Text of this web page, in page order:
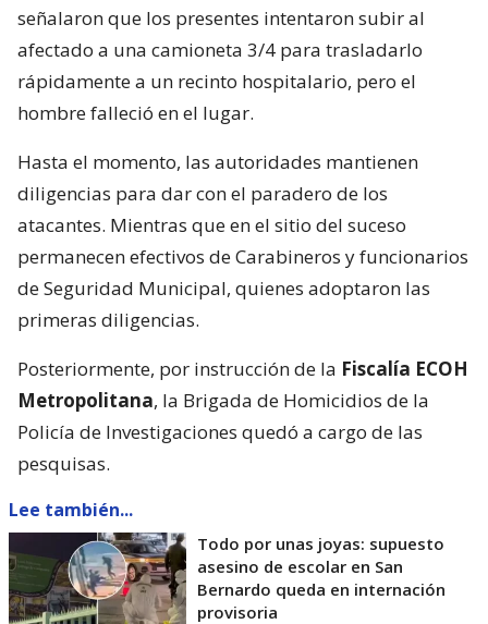
señalaron que los presentes intentaron subir al
afectado a una camioneta 3/4 para trasladarlo
rápidamente a un recinto hospitalario, pero el
hombre falleció en el lugar.
Hasta el momento, las autoridades mantienen
diligencias para dar con el paradero de los
atacantes. Mientras que en el sitio del suceso
permanecen efectivos de Carabineros y funcionarios
de Seguridad Municipal, quienes adoptaron las
primeras diligencias.
Posteriormente, por instrucción de la Fiscalía ECOH
Metropolitana, la Brigada de Homicidios de la
Policía de Investigaciones quedó a cargo de las
pesquisas.
Lee también...
Todo por unas joyas: supuesto
asesino de escolar en San
Bernardo queda en internación
provisoria